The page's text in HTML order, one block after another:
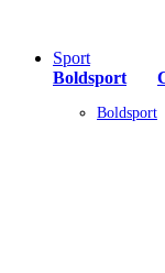
Sport
Boldsport
Boldsport